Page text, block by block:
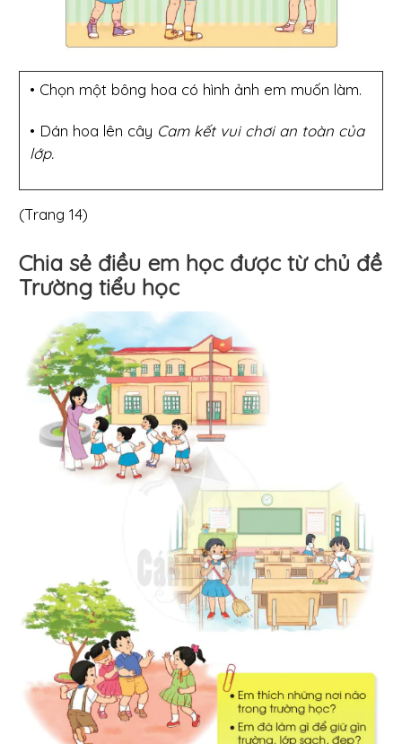
• Chọn một bông hoa có hình ảnh em muốn làm.
• Dán hoa lên cây Cam kết vui chơi an toàn của
lớp.
(Trang 14)
Chia sẻ điều em học được từ chủ đề
Trường tiểu học